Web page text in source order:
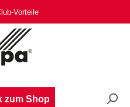
Vorteile
zum Shop